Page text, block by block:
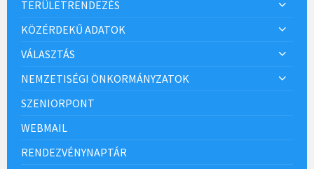
TERÜLETRENDEZÉS
KÖZÉRDEKŰ ADATOK
VÁLASZTÁS
NEMZETISÉGI ÖNKORMÁNYZATOK
SZENIORPONT
WEBMAIL
RENDEZVÉNYNAPTÁR